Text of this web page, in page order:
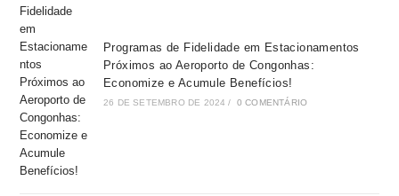
Programas de Fidelidade em Estacionamentos
Próximos ao Aeroporto de Congonhas:
Economize e Acumule Benefícios!
26 DE SETEMBRO DE 2024 / 0 COMENTÁRIO